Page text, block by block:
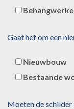
Gaat het om een
Nieuwbouw
Bestaande
Moeten de